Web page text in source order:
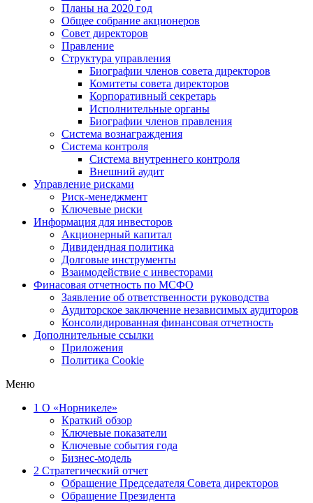
Планы на 2020 год
Общее собрание акционеров
Совет директоров
Правление
Структура управления
Биографии членов совета директоров
Комитеты совета директоров
Корпоративный секретарь
Исполнительные органы
Биографии членов правления
Система вознаграждения
Система контроля
Система внутреннего контроля
Внешний аудит
Управление рисками
Риск-менеджмент
Ключевые риски
Информация для инвесторов
Акционерный капитал
Дивидендная политика
Долговые инструменты
Взаимодействие с инвеcторами
Финасовая отчетность по МСФО
Заявление об ответственности руководства
Аудиторское заключение независимых аудиторов
Консолидированная финансовая отчетность
Дополнительные ссылки
Приложения
Политика Cookie
Меню
1 О «Норникеле»
Краткий обзор
Ключевые показатели
Ключевые события года
Бизнес-модель
2 Стратегический отчет
Обращение Председателя Совета директоров
Обращение Президента